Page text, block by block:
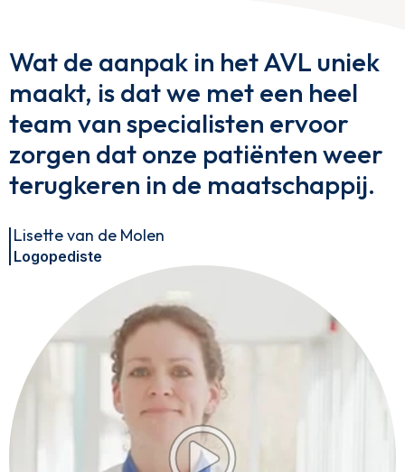
Wat de aanpak in het AVL uniek
maakt, is dat we met een heel
team van specialisten ervoor
zorgen dat onze patiënten weer
terugkeren in de maatschappij.
Lisette van de Molen
Logopediste